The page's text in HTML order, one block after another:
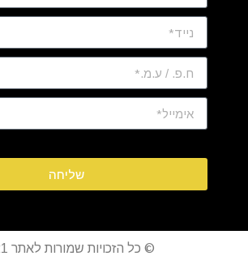
שליחה
© כל הזכויות שמורות לאתר 2021